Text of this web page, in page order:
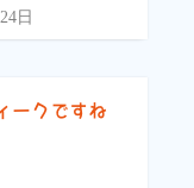
日
ークですね